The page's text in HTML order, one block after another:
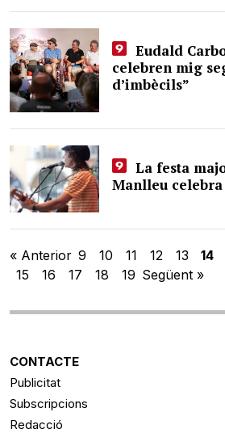
Eudald
celebren mig
d’imbècils”
La festa
Manlleu
« Anterior 9 10 11 12 13
14
15
16 17 18 19 Següent »
CONTACTE
Publicitat
Subscripcions
Redacció